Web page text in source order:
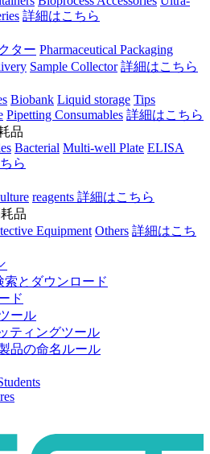
詳細はこちら
ター Pharmaceutical Packaging
Sample Collector 詳細はこちら
Biobank Liquid storage Tips
Pipetting Consumables 詳細はこちら
品
Bacterial Multi-well Plate ELISA
ら
reagents 詳細はこちら
品
Equipment Others 詳細はこち
索とダウンロード
ド
ール
ティングツール
品の命名ルール